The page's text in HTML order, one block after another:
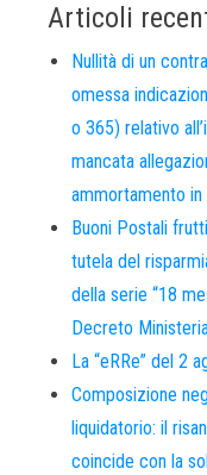
Articoli
Nullità di un
omessa
o 365) relativo
mancata
ammortamento
Buoni Postali
tutela del
della serie “18
Decreto
La “eRRe” del 2
Composizione
liquidatorio: il
coincide con la